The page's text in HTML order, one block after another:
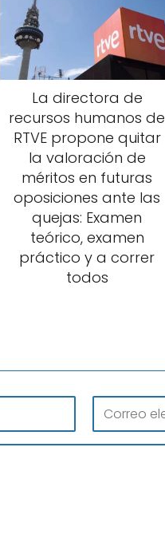
La directora de
recursos humanos de
RTVE propone quitar
la valoración de
méritos en futuras
oposiciones ante las
quejas: Examen
teórico, examen
práctico y a correr
todos